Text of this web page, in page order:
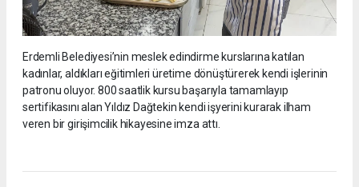
Erdemli Belediyesi’nin meslek edindirme kurslarına katılan
kadınlar, aldıkları eğitimleri üretime dönüştürerek kendi işlerinin
patronu oluyor. 800 saatlik kursu başarıyla tamamlayıp
sertifikasını alan Yıldız Dağtekin kendi işyerini kurarak ilham
veren bir girişimcilik hikayesine imza attı.